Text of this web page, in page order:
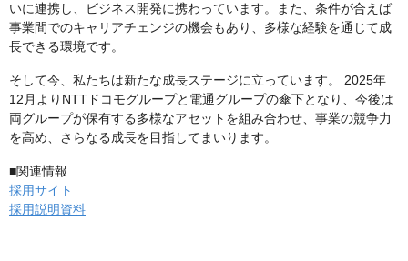
いに連携し、ビジネス開発に携わっています。また、条件が合えば
事業間でのキャリアチェンジの機会もあり、多様な経験を通じて成
長できる環境です。
そして今、私たちは新たな成長ステージに立っています。 2025年
12月よりNTTドコモグループと電通グループの傘下となり、今後は
両グループが保有する多様なアセットを組み合わせ、事業の競争力
を高め、さらなる成長を目指してまいります。
■関連情報
採用サイト
採用説明資料